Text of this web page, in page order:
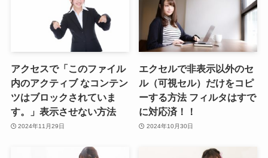
アクセスで「このファイル
内のアクティブ なコンテン
ツはブロックされていま
す。」表示させない方法
2024年11月29日
エクセルで非表示以外のセ
ル（可視セル）だけをコピ
ーする方法 フィルタはすで
に対応済！！
2024年10月30日